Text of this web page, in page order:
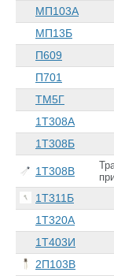
МП103А
МП13Б
П609
П701
ТМ5Г
1Т308А
1Т308Б
1Т308В
1Т311Б
1Т320А
1Т403И
2П103В